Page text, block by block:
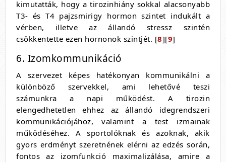
kimutatták, hogy a tirozinhiány sokkal alacsonyabb
T3- és T4 pajzsmirigy hormon szintet indukált a
vérben, illetve az állandó stressz szintén
csökkentette ezen hornonok szintjét. [8][9]
6. Izomkommunikáció
A szervezet képes hatékonyan kommunikálni a
különböző szervekkel, ami lehetővé teszi
számunkra a napi működést. A tirozin
elengedhetetlen ehhez az állandó idegrendszeri
kommunikációjához, valamint a test izmainak
működéséhez. A sportolóknak és azoknak, akik
gyors erdményt szeretnének elérni az edzés során,
fontos az izomfunkció maximalizálása, amire a